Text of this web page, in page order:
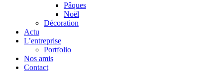
Pâques
Noël
Décoration
Actu
L’entreprise
Portfolio
Nos amis
Contact